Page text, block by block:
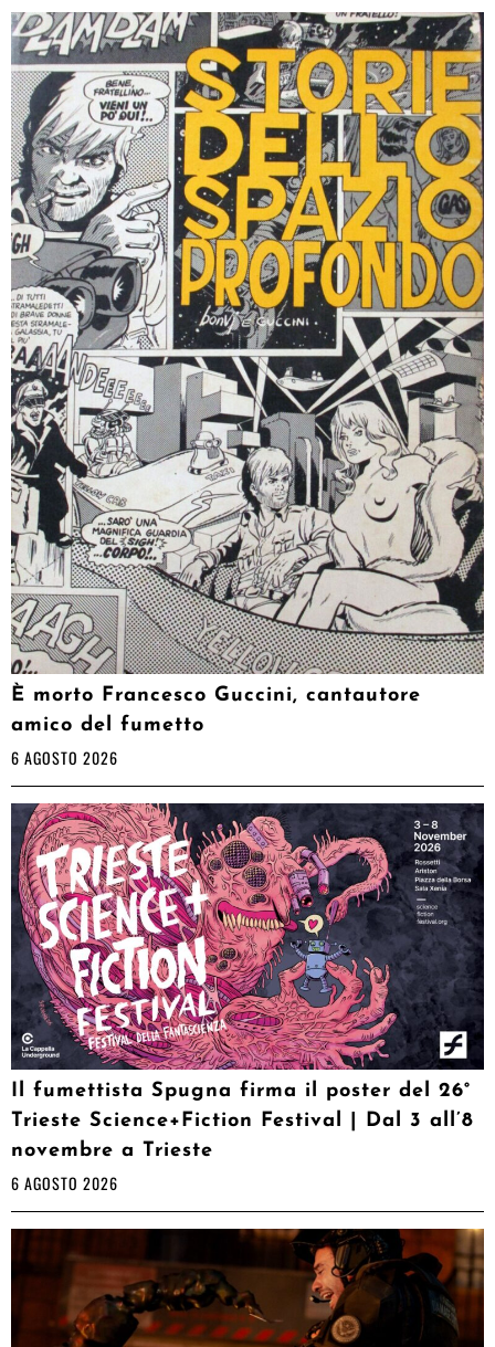
È morto Francesco Guccini, cantautore
amico del fumetto
6 AGOSTO 2026
Il fumettista Spugna firma il poster del 26°
Trieste Science+Fiction Festival | Dal 3 all’8
novembre a Trieste
6 AGOSTO 2026